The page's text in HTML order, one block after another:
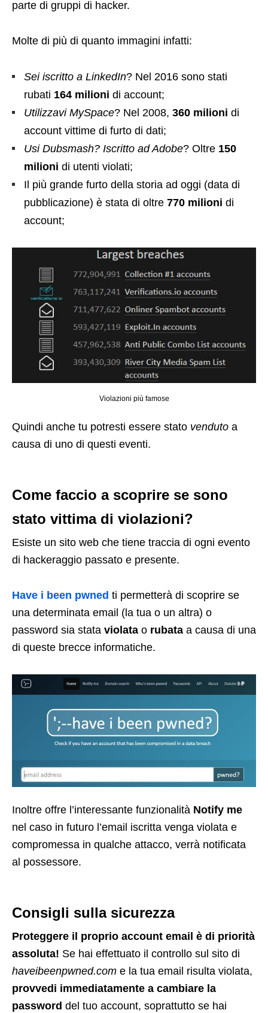
parte di gruppi di hacker.
Molte di più di quanto immagini infatti:
Sei iscritto a LinkedIn? Nel 2016 sono stati
rubati 164 milioni di account;
Utilizzavi MySpace? Nel 2008, 360 milioni di
account vittime di furto di dati;
Usi Dubsmash? Iscritto ad Adobe? Oltre 150
milioni di utenti violati;
Il più grande furto della storia ad oggi (data di
pubblicazione) è stata di oltre 770 milioni di
account;
Violazioni più famose
Quindi anche tu potresti essere stato venduto a
causa di uno di questi eventi.
Come faccio a scoprire se sono
stato vittima di violazioni?
Esiste un sito web che tiene traccia di ogni evento
di hackeraggio passato e presente.
Have i been pwned ti permetterà di scoprire se
una determinata email (la tua o un altra) o
password sia stata violata o rubata a causa di una
di queste brecce informatiche.
Inoltre offre l’interessante funzionalità Notify me
nel caso in futuro l’email iscritta venga violata e
compromessa in qualche attacco, verrà notificata
al possessore.
Consigli sulla sicurezza
Proteggere il proprio account email è di priorità
assoluta! Se hai effettuato il controllo sul sito di
haveibeenpwned.com e la tua email risulta violata,
provvedi immediatamente a cambiare la
password del tuo account, soprattutto se hai